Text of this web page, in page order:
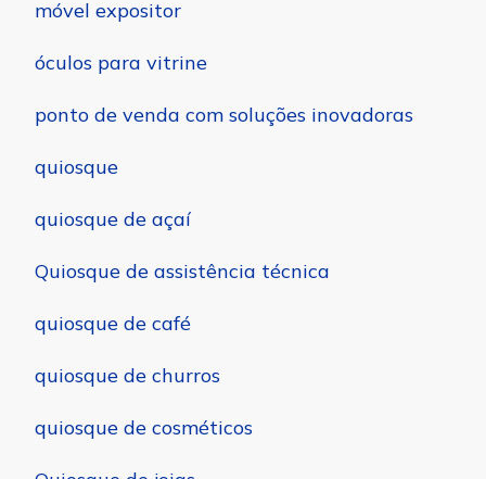
móvel expositor
óculos para vitrine
ponto de venda com soluções inovadoras
quiosque
quiosque de açaí
Quiosque de assistência técnica
quiosque de café
quiosque de churros
quiosque de cosméticos